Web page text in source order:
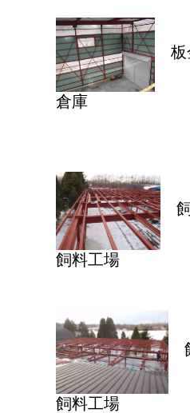
板
倉庫
飼
飼料工場
飼料工場